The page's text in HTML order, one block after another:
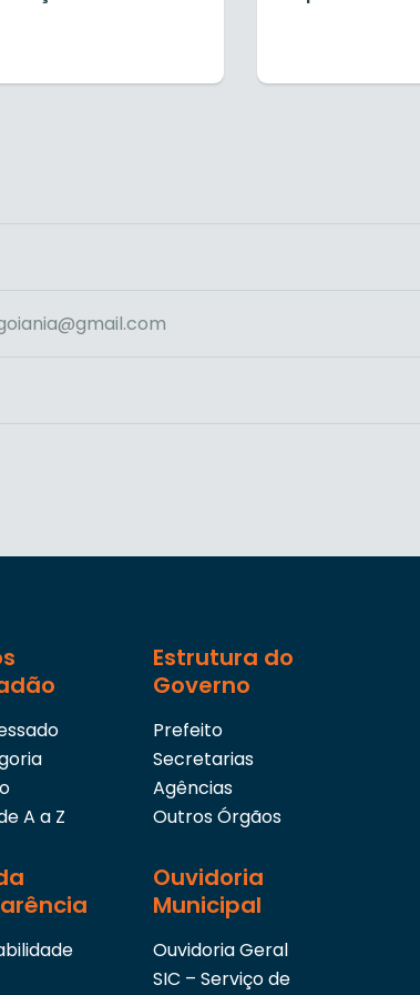
A a Z
Estrutura do
Governo
Prefeito
Secretarias
Agências
Outros Órgãos
Ouvidoria
Municipal
Ouvidoria Geral
SIC – Serviço de